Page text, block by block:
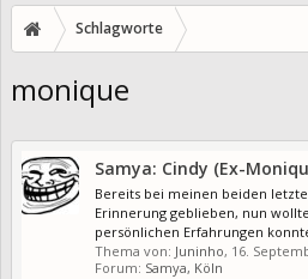
Schlagworte
monique
Samya: Cindy (Ex-
Bereits bei meinen beiden
Erinnerung geblieben, nun
persönlichen Erfahrungen
Thema von: Juninho, 16.
Forum: Samya, Köln